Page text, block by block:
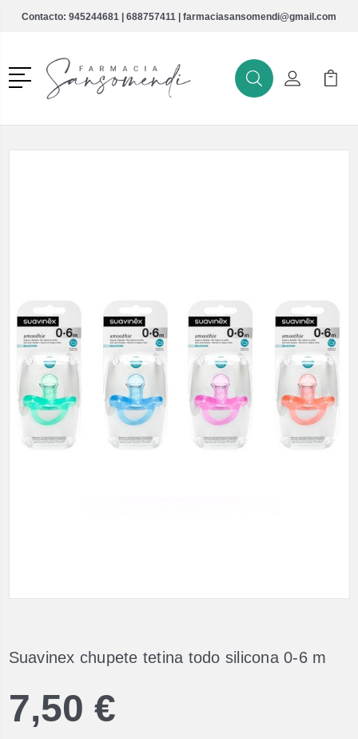
Contacto: 945244681 | 688757411 | farmaciasansomendi@gmail.com
Menú
BuscarMi Cuenta
Mi
Suavinex chupete tetina todo silicona 0-6 m
7,50 €